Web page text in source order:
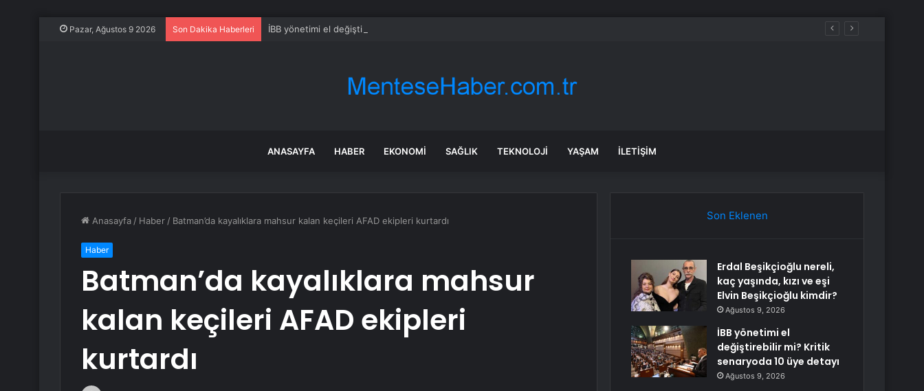
Pazar, Ağustos 9 2026 Son Dakika Haberleri İBB yönetimi el değiştirebilir mi? Kritik senaryoda 10 üye detayı
ANASAYFA HABER EKONOMI SAĞLIK TEKNOLOJI YAŞAM İLETIŞIM
Anasayfa / Haber / Batman’da kayalıklara mahsur kalan keçileri AFAD ekipleri kurtardı
Haber
Batman’da kayalıklara mahsur
kalan keçileri AFAD ekipleri
kurtardı
Son Eklenen
Erdal Beşikçioğlu nereli,
kaç yaşında, kızı ve eşi
Elvin Beşikçioğlu kimdir?
Ağustos 9, 2026
İBB yönetimi el
değiştirebilir mi? Kritik
senaryoda 10 üye detayı
Ağustos 9, 2026